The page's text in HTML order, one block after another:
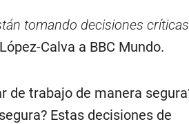
tomando decisiones críticas
Calva a BBC Mundo.
de trabajo de manera
Estas decisiones de